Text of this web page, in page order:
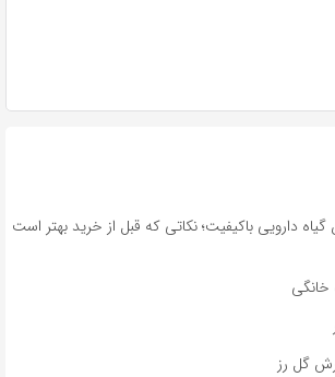
دارویی باکیفیت؛ نکاتی که قبل از خرید بهتر است
خانگی
گل رز